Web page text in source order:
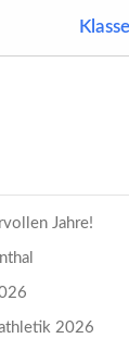
Jahre!
2026